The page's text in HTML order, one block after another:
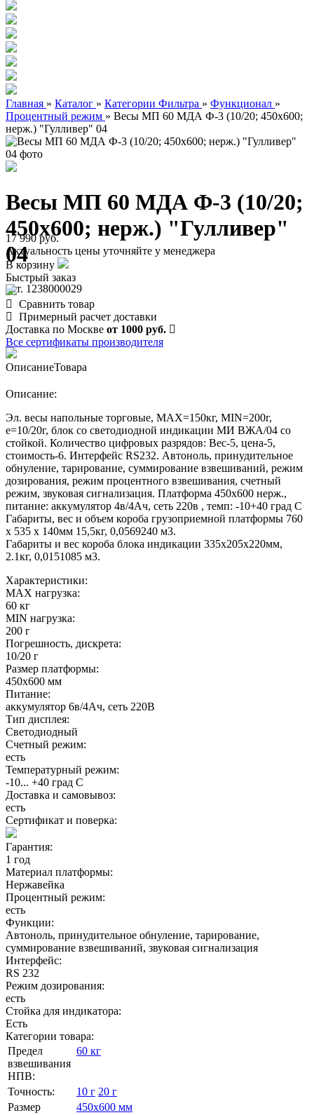
Главная » Каталог » Категории Фильтра » Функционал »
Процентный режим » Весы МП 60 МДА Ф-3 (10/20; 450х600;
нерж.) "Гулливер" 04
Весы МП 60 МДА Ф-3 (10/20;
450х600; нерж.) "Гулливер"
04
арт. 1238000029
17 990 руб.
Актуальность цены уточняйте у менеджера
В корзину
Быстрый заказ
Сравнить товар
Примерный расчет доставки
Доставка по Москве от 1000 руб.
Все сертификаты производителя
ОписаниеТовара
Описание:
Эл. весы напольные торговые, МАХ=150кг, MIN=200г,
e=10/20г, блок со светодиодной индикации МИ ВЖА/04 со
стойкой. Количество цифровых разрядов: Вес-5, цена-5,
стоимость-6. Интерфейс RS232. Автоноль, принудительное
обнуление, тарирование, суммирование взвешиваний, режим
дозирования, режим процентного взвешивания, счетный
режим, звуковая сигнализация. Платформа 450х600 нерж.,
питание: аккумулятор 4в/4Ач, сеть 220в , темп: -10+40 град С
Габариты, вес и объем короба грузоприемной платформы 760
х 535 х 140мм 15,5кг, 0,0569240 м3.
Габариты и вес короба блока индикации 335х205х220мм,
2.1кг, 0,0151085 м3.
Характеристики:
MAX нагрузка:
60 кг
MIN нагрузка:
200 г
Погрешность, дискрета:
10/20 г
Размер платформы:
450х600 мм
Питание:
аккумулятор 6в/4Ач, сеть 220В
Тип дисплея:
Светодиодный
Счетный режим:
есть
Температурный режим:
-10... +40 град С
Доставка и самовывоз:
есть
Сертификат и поверка:
Гарантия:
1 год
Материал платформы:
Нержавейка
Процентный режим:
есть
Функции:
Автоноль, принудительное обнуление, тарирование,
суммирование взвешиваний, звуковая сигнализация
Интерфейс:
RS 232
Режим дозирования:
есть
Стойка для индикатора:
Есть
Категории товара:
Предел
взвешивания
НПВ:
60 кг
Точность: 10 г 20 г
Размер
450х600 мм